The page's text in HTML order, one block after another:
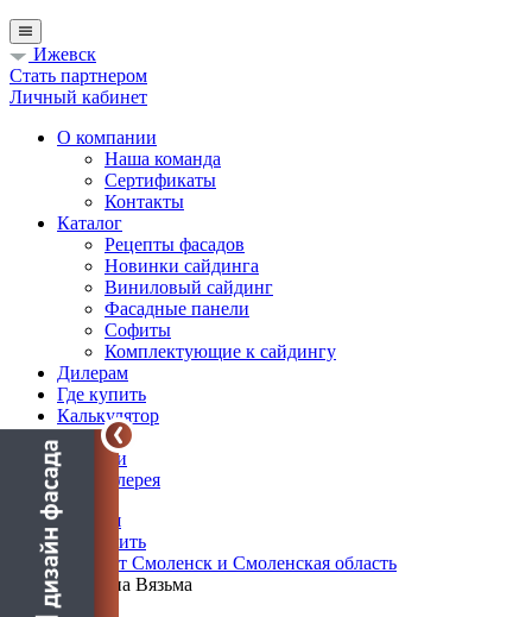
Ижевск
Стать партнером
Личный кабинет
О компании
Наша команда
Сертификаты
Контакты
Каталог
Рецепты фасадов
Новинки сайдинга
Виниловый сайдинг
Фасадные панели
Софиты
Комплектующие к сайдингу
Дилерам
Где купить
Калькулятор
Блог
Новости
Фотогалерея
Главная
Где купить
Ю-пласт Смоленск и Смоленская область
ЭкоОкна Вязьма